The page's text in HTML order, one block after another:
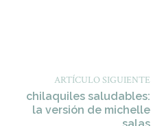
ARTÍCULO SIGUIENTE
chilaquiles saludables:
la versión de michelle